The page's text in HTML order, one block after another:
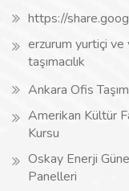
https://
erzurum yurtiçi ve
taşımacılık
Ankara Ofis
Amerikan Kültür
Kursu
Oskay Enerji
Panelleri